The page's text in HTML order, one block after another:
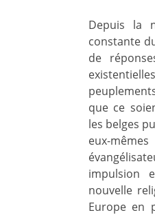
Depuis la
constante
de
que ce
les belges
eux-
impulsion
nouvelle
Europe en